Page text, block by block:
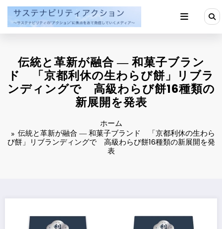
ン
伝統と革新が融合 ― 和菓子ブラン
ド 「京都利休の生わらび餅」リブラ
ンディングで 高級わらび餅16種類の
新展開を発表
ホーム
伝統と革新が融合 ― 和菓子ブランド 「京都利休の生わら
び餅」リブランディングで 高級わらび餅16種類の新展開を発
表